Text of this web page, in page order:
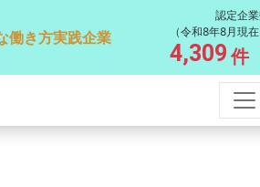
働き方実践企業
認定企
（令和8年8月現
4,309 件